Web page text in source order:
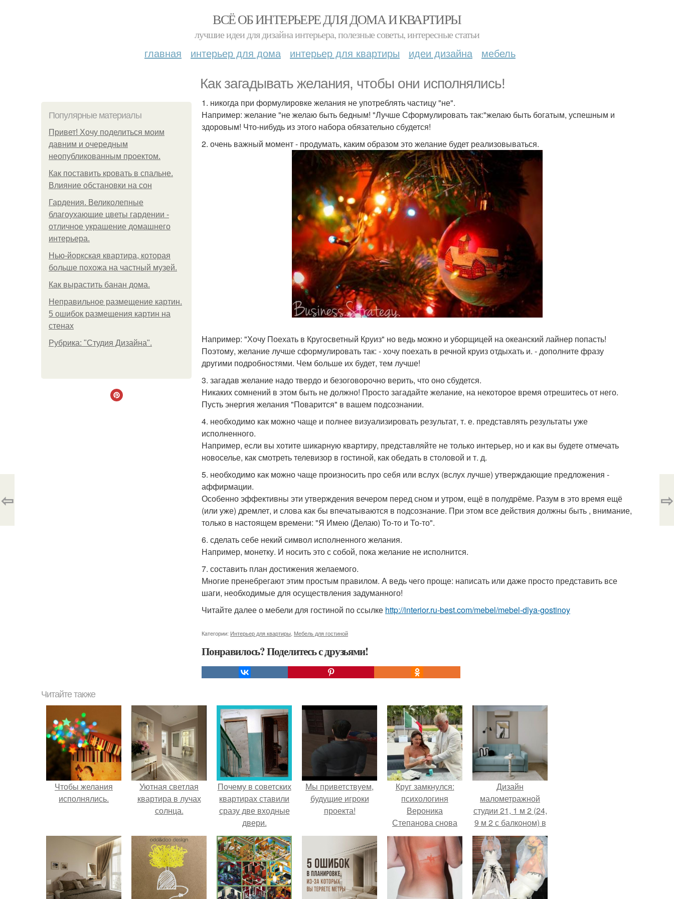
ВСЁ ОБ ИНТЕРЬЕРЕ ДЛЯ ДОМА И КВАРТИРЫ
лучшие идеи для дизайна интерьера, полезные советы, интересные статьи
главная интерьер для дома интерьер для квартиры идеи дизайна мебель
Как загадывать желания, чтобы они исполнялись!
Популярные материалы
Привет! Хочу поделиться моим
давним и очередным
неопубликованным проектом.
Как поставить кровать в спальне.
Влияние обстановки на сон
Гардения. Великолепные
благоухающие цветы гардении -
отличное украшение домашнего
интерьера.
Нью-йоркская квартира, которая
больше похожа на частный музей.
Как вырастить банан дома.
Неправильное размещение картин.
5 ошибок размещения картин на
стенах
Рубрика: "Студия Дизайна".
1. никогда при формулировке желания не употреблять частицу "не".
Например: желание "не желаю быть бедным! "Лучше Сформулировать так:"желаю быть богатым, успешным и
здоровым! Что-нибудь из этого набора обязательно сбудется!
2. очень важный момент - продумать, каким образом это желание будет реализовываться.
Например: "Хочу Поехать в Кругосветный Круиз" но ведь можно и уборщицей на океанский лайнер попасть!
Поэтому, желание лучше сформулировать так: - хочу поехать в речной круиз отдыхать и. - дополните фразу
другими подробностями. Чем больше их будет, тем лучше!
3. загадав желание надо твердо и безоговорочно верить, что оно сбудется.
Никаких сомнений в этом быть не должно! Просто загадайте желание, на некоторое время отрешитесь от него.
Пусть энергия желания "Поварится" в вашем подсознании.
4. необходимо как можно чаще и полнее визуализировать результат, т. е. представлять результаты уже
исполненного.
Например, если вы хотите шикарную квартиру, представляйте не только интерьер, но и как вы будете отмечать
новоселье, как смотреть телевизор в гостиной, как обедать в столовой и т. д.
5. необходимо как можно чаще произносить про себя или вслух (вслух лучше) утверждающие предложения -
аффирмации.
Особенно эффективны эти утверждения вечером перед сном и утром, ещё в полудрёме. Разум в это время ещё
(или уже) дремлет, и слова как бы впечатываются в подсознание. При этом все действия должны быть , внимание,
только в настоящем времени: "Я Имею (Делаю) То-то и То-то".
6. сделать себе некий символ исполненного желания.
Например, монетку. И носить это с собой, пока желание не исполнится.
7. составить план достижения желаемого.
Многие пренебрегают этим простым правилом. А ведь чего проще: написать или даже просто представить все
шаги, необходимые для осуществления задуманного!
Читайте далее о мебели для гостиной по ссылке http://interior.ru-best.com/mebel/mebel-dlya-gostinoy
Категории: Интерьер для квартиры Мебель для гостиной
Понравилось? Поделитесь с друзьями!
⇦ ⇨
Читайте также
Чтобы желания
исполнялись.
Уютная светлая
квартира в лучах
солнца.
Почему в советских
квартирах ставили
сразу две входные
двери.
Мы приветствуем,
будущие игроки
проекта!
Круг замкнулся:
психологиня
Вероника
Степанова снова
вышла замуж за
собственного
бывшего мужа.
Дизайн
малометражной
студии 21, 1 м 2 (24,
9 м 2 с балконом) в
Краснодаре.